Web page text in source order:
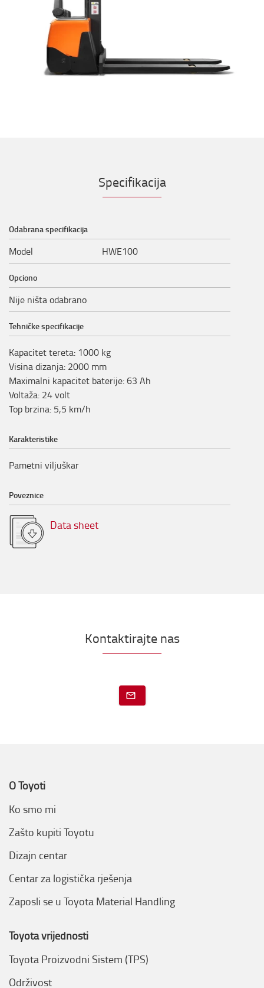
Specifikacija
Odabrana specifikacija
Model HWE100
Opciono
Nije ništa odabrano
Tehničke specifikacije
Kapacitet tereta: 1000 kg
Visina dizanja: 2000 mm
Maximalni kapacitet baterije:63 Ah
Voltaža: 24volt
Top brzina: 5,5 km/h
Karakteristike
Pametni viljuškar
Poveznice
Data sheet
Kontaktirajte nas
O Toyoti
Ko smo mi
Zašto kupiti Toyotu
Dizajn centar
Centar za logistička rješenja
Zaposli se u Toyota Material Handling
Toyota vrijednosti
Toyota Proizvodni Sistem (TPS)
Održivost